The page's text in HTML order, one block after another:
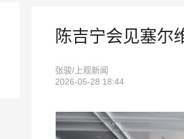
陈吉宁会见塞尔
张骏/上观新闻
2026-05-28 18:44